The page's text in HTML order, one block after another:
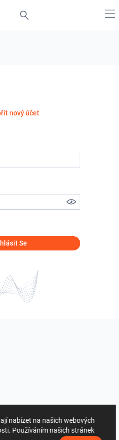
nový účet
Se
nabízet na našich webových
Používáním našich stránek